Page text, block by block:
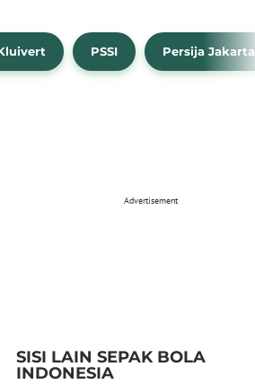
PSSI Persija Jakarta
Advertisement
SISI LAIN SEPAK BOLA
INDONESIA